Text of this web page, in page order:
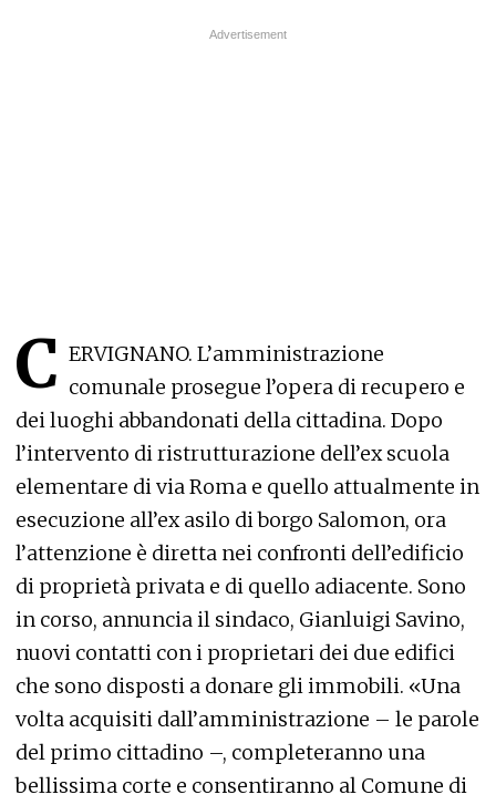
C ERVIGNANO. L’amministrazione
comunale prosegue l’opera di recupero e
dei luoghi abbandonati della cittadina. Dopo
l’intervento di ristrutturazione dell’ex scuola
elementare di via Roma e quello attualmente in
esecuzione all’ex asilo di borgo Salomon, ora
l’attenzione è diretta nei confronti dell’edificio
di proprietà privata e di quello adiacente. Sono
in corso, annuncia il sindaco, Gianluigi Savino,
nuovi contatti con i proprietari dei due edifici
che sono disposti a donare gli immobili. «Una
volta acquisiti dall’amministrazione – le parole
del primo cittadino –, completeranno una
bellissima corte e consentiranno al Comune di